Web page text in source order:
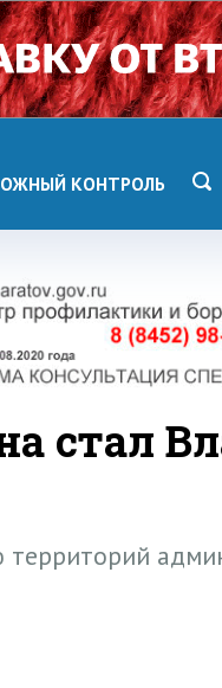
КОНТРОЛЬ
стал